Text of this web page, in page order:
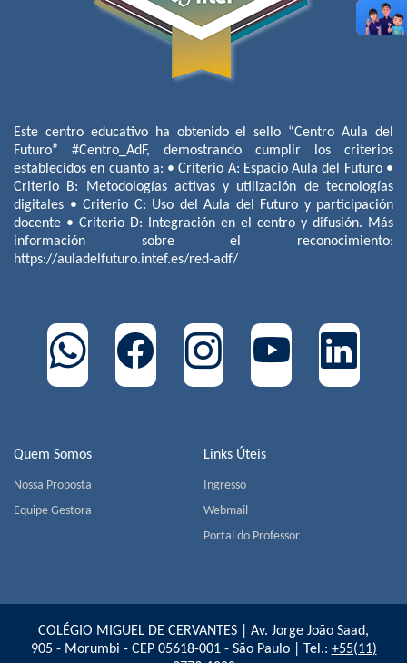
Quem Somos
Nossa Proposta
Equipe Gestora
Links Úteis
Ingresso
Webmail
Portal do Professor
Este centro educativo ha obtenido el sello “Centro Aula del
Futuro” #Centro_AdF, demostrando cumplir los criterios
establecidos en cuanto a: • Criterio A: Espacio Aula del Futuro •
Criterio B: Metodologías activas y utilización de tecnologías
digitales • Criterio C: Uso del Aula del Futuro y participación
docente • Criterio D: Integración en el centro y difusión. Más
información sobre el reconocimiento:
https://auladelfuturo.intef.es/red-adf/
COLÉGIO MIGUEL DE CERVANTES | Av. Jorge João Saad,
905 - Morumbi - CEP 05618-001 - São Paulo | Tel.: +55(11)